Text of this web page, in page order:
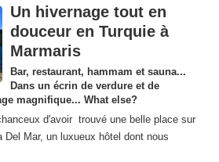
Un hivernage tout en
douceur en Turquie à
Marmaris
Bar, restaurant, hammam et sauna...
Dans un écrin de verdure et de
magnifique... What else?
d'avoir trouvé une belle place sur
Del Mar, un luxueux hôtel dont nous